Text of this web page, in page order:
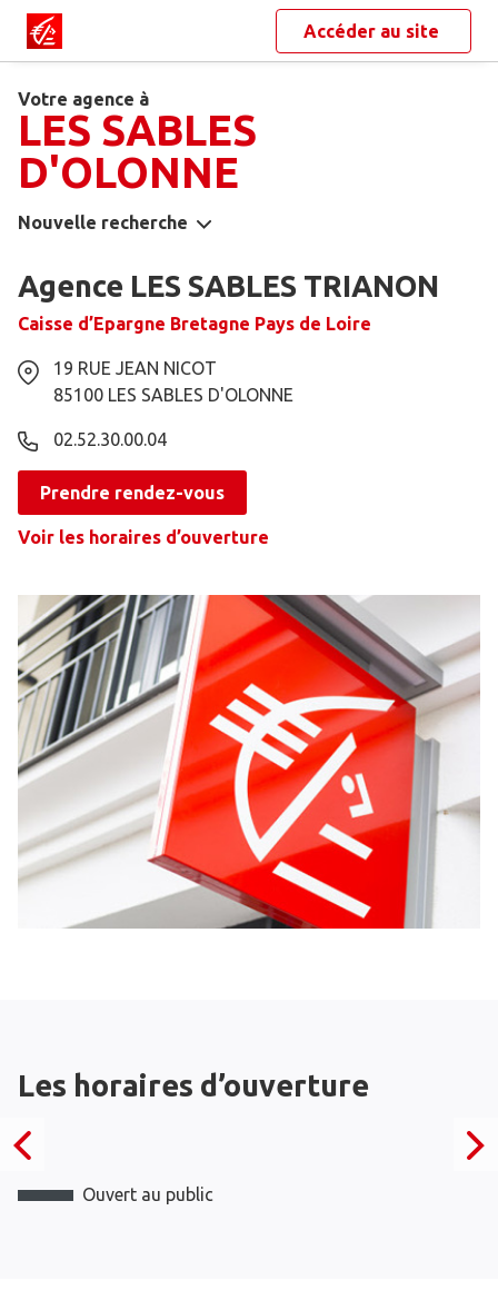
Accéder au site
Votre agence à
LES SABLES
D'OLONNE
Nouvelle recherche
Agence LES SABLES TRIANON
Caisse d’Epargne Bretagne Pays de Loire
19 RUE JEAN NICOT
85100 LES SABLES D'OLONNE
02.52.30.00.04
Prendre rendez-vous
Voir les horaires d’ouverture
Les horaires d’ouverture
Ouvert au public